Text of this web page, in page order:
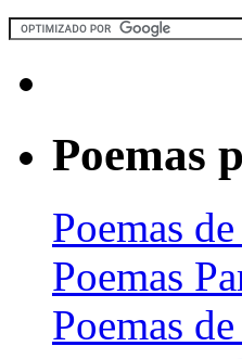
Poemas
Poemas
Poemas
Poemas